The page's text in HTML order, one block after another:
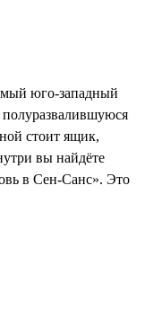
юго-западный
стоит ящик,
вы найдёте
в Сен-Санс». Это